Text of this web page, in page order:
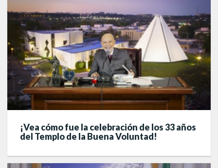
¡Vea cómo fue la celebración de los 33 años
del Templo de la Buena Voluntad!